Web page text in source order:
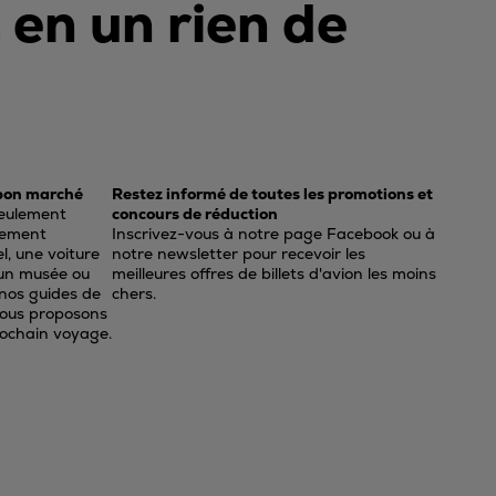
un rien de
marché
une voiture
musée ou
guides de
proposons
voyage.
Restez informé de toutes les promotions et
concours de réduction
Inscrivez-vous à notre page Facebook ou à
notre newsletter pour recevoir les
meilleures offres de billets d'avion les moins
chers.